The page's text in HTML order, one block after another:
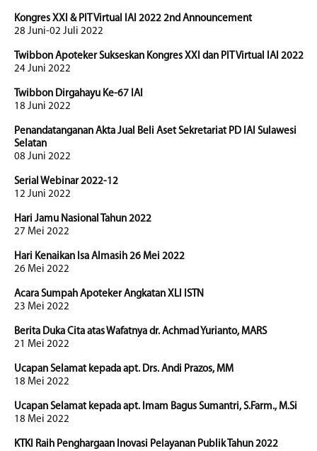
Kongres XXI & PIT Virtual IAI 2022 2nd Announcement
28 Juni-02 Juli 2022
Twibbon Apoteker Sukseskan Kongres XXI dan PIT Virtual IAI 2022
24 Juni 2022
Twibbon Dirgahayu Ke-67 IAI
18 Juni 2022
Penandatanganan Akta Jual Beli Aset Sekretariat PD IAI Sulawesi
Selatan
08 Juni 2022
Serial Webinar 2022-12
12 Juni 2022
Hari Jamu Nasional Tahun 2022
27 Mei 2022
Hari Kenaikan Isa Almasih 26 Mei 2022
26 Mei 2022
Acara Sumpah Apoteker Angkatan XLI ISTN
23 Mei 2022
Berita Duka Cita atas Wafatnya dr. Achmad Yurianto, MARS
21 Mei 2022
Ucapan Selamat kepada apt. Drs. Andi Prazos, MM
18 Mei 2022
Ucapan Selamat kepada apt. Imam Bagus Sumantri, S.Farm., M.Si
18 Mei 2022
KTKI Raih Penghargaan Inovasi Pelayanan Publik Tahun 2022